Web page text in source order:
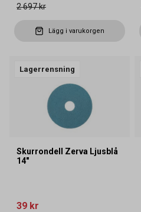
2 697 kr
Lägg i varukorgen
Lagerrensning
Skurrondell Zerva Ljusblå
14"
39 kr